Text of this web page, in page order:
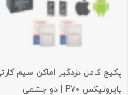
پکیج کامل دزدگیر اماکن سیم
پایرونیکس P70 | دو چشمی